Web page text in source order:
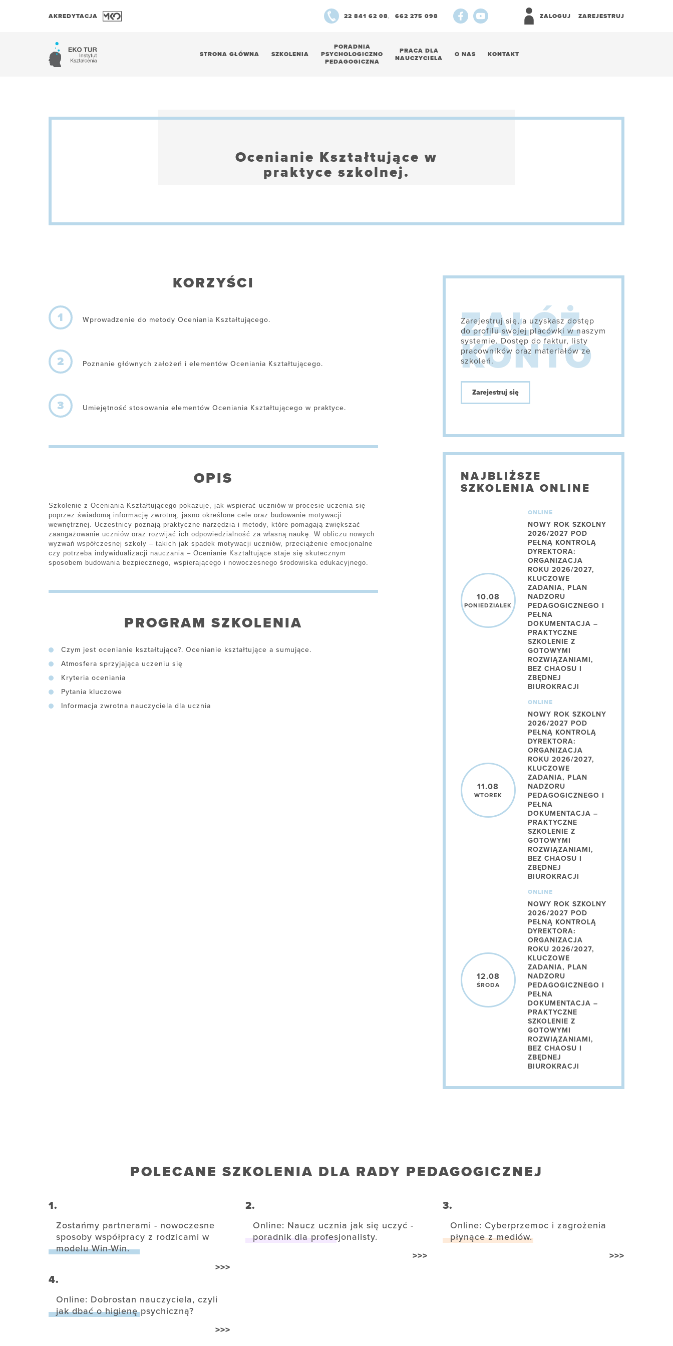
AKREDYTACJA 22 841 62 08 662 275 098 ZALOGUJ ZAREJESTRUJ
STRONA GŁÓWNA SZKOLENIA
PORADNIA
PSYCHOLOGICZNO
PEDAGOGICZNA
PRACA DLA
NAUCZYCIELA
O NAS KONTAKT
Ocenianie Kształtujące w
praktyce szkolnej.
KORZYŚCI
1 Wprowadzenie do metody Oceniania Kształtującego.
2 Poznanie głównych założeń i elementów Oceniania Kształtującego.
3 Umiejętność stosowania elementów Oceniania Kształtującego w praktyce.
OPIS
Szkolenie z Oceniania Kształtującego pokazuje, jak wspierać uczniów w procesie uczenia się
poprzez świadomą informację zwrotną, jasno określone cele oraz budowanie motywacji
wewnętrznej. Uczestnicy poznają praktyczne narzędzia i metody, które pomagają zwiększać
zaangażowanie uczniów oraz rozwijać ich odpowiedzialność za własną naukę. W obliczu nowych
wyzwań współczesnej szkoły – takich jak spadek motywacji uczniów, przeciążenie emocjonalne
czy potrzeba indywidualizacji nauczania – Ocenianie Kształtujące staje się skutecznym
sposobem budowania bezpiecznego, wspierającego i nowoczesnego środowiska edukacyjnego.
PROGRAM SZKOLENIA
Czym jest ocenianie kształtujące?. Ocenianie kształtujące a sumujące.
Atmosfera sprzyjająca uczeniu się
Kryteria oceniania
Pytania kluczowe
Informacja zwrotna nauczyciela dla ucznia
Zarejestruj się, a uzyskasz dostęp
do profilu swojej placówki w naszym
systemie. Dostęp do faktur, listy
pracowników oraz materiałów ze
szkoleń.
Zarejestruj się
NAJBLIŻSZE
SZKOLENIA ONLINE
10.08
PONIEDZIAŁEK
ONLINE
NOWY ROK SZKOLNY
2026/2027 POD
PEŁNĄ KONTROLĄ
DYREKTORA:
ORGANIZACJA
ROKU 2026/2027,
KLUCZOWE
ZADANIA, PLAN
NADZORU
PEDAGOGICZNEGO I
PEŁNA
DOKUMENTACJA –
PRAKTYCZNE
SZKOLENIE Z
GOTOWYMI
ROZWIĄZANIAMI,
BEZ CHAOSU I
ZBĘDNEJ
BIUROKRACJI
11.08
WTOREK
ONLINE
NOWY ROK SZKOLNY
2026/2027 POD
PEŁNĄ KONTROLĄ
DYREKTORA:
ORGANIZACJA
ROKU 2026/2027,
KLUCZOWE
ZADANIA, PLAN
NADZORU
PEDAGOGICZNEGO I
PEŁNA
DOKUMENTACJA –
PRAKTYCZNE
SZKOLENIE Z
GOTOWYMI
ROZWIĄZANIAMI,
BEZ CHAOSU I
ZBĘDNEJ
BIUROKRACJI
12.08
ŚRODA
ONLINE
NOWY ROK SZKOLNY
2026/2027 POD
PEŁNĄ KONTROLĄ
DYREKTORA:
ORGANIZACJA
ROKU 2026/2027,
KLUCZOWE
ZADANIA, PLAN
NADZORU
PEDAGOGICZNEGO I
PEŁNA
DOKUMENTACJA –
PRAKTYCZNE
SZKOLENIE Z
GOTOWYMI
ROZWIĄZANIAMI,
BEZ CHAOSU I
ZBĘDNEJ
BIUROKRACJI
POLECANE SZKOLENIA DLA RADY PEDAGOGICZNEJ
1.
Zostańmy partnerami - nowoczesne
sposoby współpracy z rodzicami w
modelu Win-Win.
>>>
2.
Online: Naucz ucznia jak się uczyć -
poradnik dla profesjonalisty.
>>>
3.
Online: Cyberprzemoc i zagrożenia
płynące z mediów.
>>>
4.
Online: Dobrostan nauczyciela, czyli
jak dbać o higienę psychiczną?
>>>